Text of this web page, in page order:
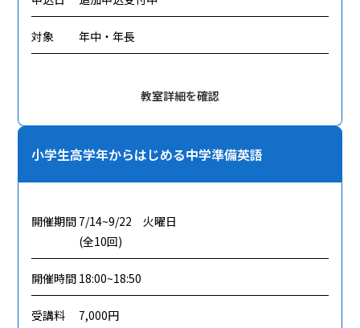
対象 年中・年長
教室詳細を確認
小学生高学年からはじめる中学準備英語
開催期間 7/14~9/22 火曜日
(全10回)
開催時間 18:00~18:50
受講料 7,000円